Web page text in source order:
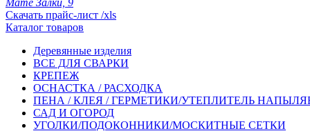
Скачать прайс-лист /xls
Каталог товаров
Деревянные изделия
ВСЕ ДЛЯ СВАРКИ
КРЕПЕЖ
ОСНАСТКА / РАСХОДКА
ПЕНА / КЛЕЯ / ГЕРМЕТИКИ/УТЕПЛИТЕЛЬ
САД И ОГОРОД
УГОЛКИ/ПОДОКОННИКИ/МОСКИТНЫЕ СЕТКИ